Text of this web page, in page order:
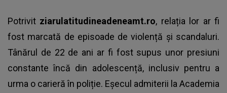
Potrivit ziarulatitudineadeneamt.ro, relația lor ar fi
fost marcată de episoade de violență și scandaluri.
Tânărul de 22 de ani ar fi fost supus unor presiuni
constante încă din adolescență, inclusiv pentru a
urma o carieră în poliție. Eșecul admiterii la Academia